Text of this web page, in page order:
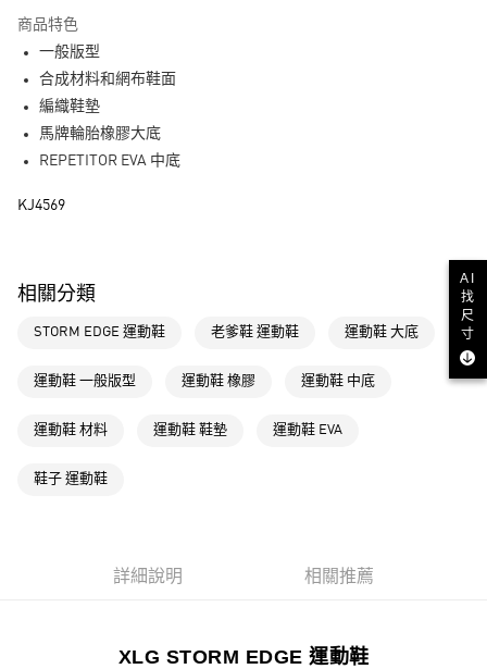
LINE Pay
全家取貨付款
付款後全家取貨
每筆NT$80，滿NT$1,500(含以上)免運費
付款後萊爾富取貨
7-11取貨付款
每筆NT$80，滿NT$1,500(含以上)免運費
每筆NT$80，滿NT$1,500(含以上)免運費
商品特色
一般版型
合成材料和網布鞋面
編織鞋墊
馬牌輪胎橡膠大底
REPETITOR EVA 中底
KJ4569
相關分類
STORM EDGE 運動鞋 老爹鞋 運動鞋 運動鞋 大底
運動鞋 一般版型 運動鞋 橡膠 運動鞋 中底
運動鞋 材料 運動鞋 鞋墊 運動鞋 EVA
鞋子 運動鞋
詳細說明 相關推薦
XLG STORM EDGE 運動鞋
AI
找
尺
寸